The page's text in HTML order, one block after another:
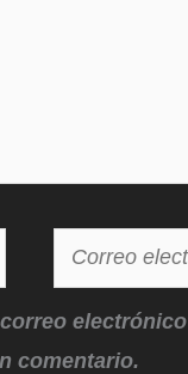
Correo
electrónico*
comentario.